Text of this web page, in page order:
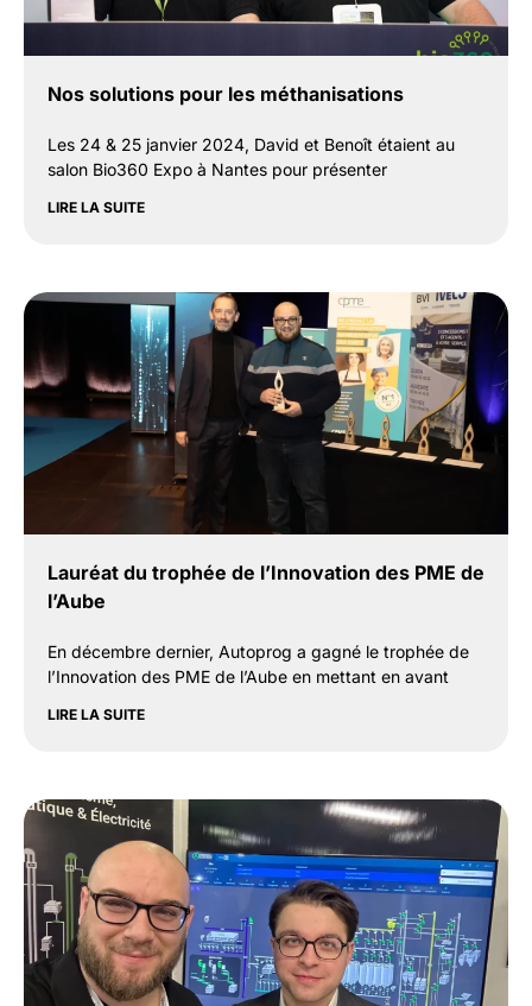
Nos solutions pour les méthanisations
Les 24 & 25 janvier 2024, David et Benoît étaient au
salon Bio360 Expo à Nantes pour présenter
LIRE LA SUITE
Lauréat du trophée de l’Innovation des PME de
l’Aube
En décembre dernier, Autoprog a gagné le trophée de
l’Innovation des PME de l’Aube en mettant en avant
LIRE LA SUITE